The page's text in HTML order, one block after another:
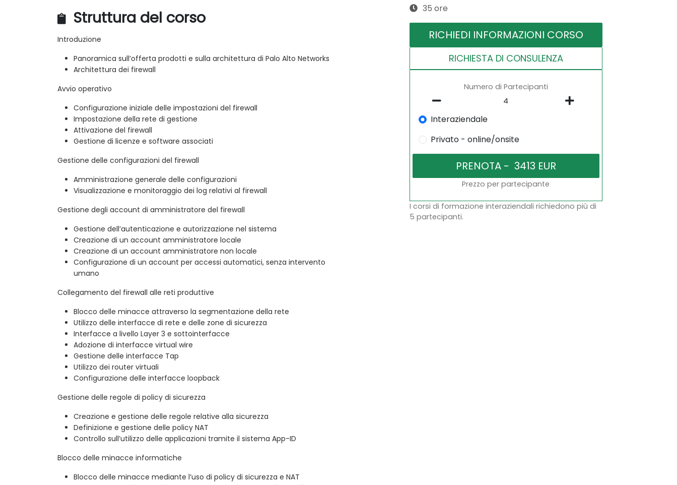
Struttura del corso
Introduzione
Panoramica sull’offerta prodotti e sulla architettura di Palo Alto Networks
Architettura dei firewall
Avvio operativo
Configurazione iniziale delle impostazioni del firewall
Impostazione della rete di gestione
Attivazione del firewall
Gestione di licenze e software associati
Gestione delle configurazioni del firewall
Amministrazione generale delle configurazioni
Visualizzazione e monitoraggio dei log relativi al firewall
Gestione degli account di amministratore del firewall
Gestione dell’autenticazione e autorizzazione nel sistema
Creazione di un account amministratore locale
Creazione di un account amministratore non locale
Configurazione di un account per accessi automatici, senza intervento
umano
Collegamento del firewall alle reti produttive
Blocco delle minacce attraverso la segmentazione della rete
Utilizzo delle interfacce di rete e delle zone di sicurezza
Interfacce a livello Layer 3 e sottointerfacce
Adozione di interfacce virtual wire
Gestione delle interfacce Tap
Utilizzo dei router virtuali
Configurazione delle interfacce loopback
Gestione delle regole di policy di sicurezza
Creazione e gestione delle regole relative alla sicurezza
Definizione e gestione delle policy NAT
Controllo sull’utilizzo delle applicazioni tramite il sistema App-ID
Blocco delle minacce informatiche
Blocco delle minacce mediante l’uso di policy di sicurezza e NAT
35 ore
RICHIEDI INFORMAZIONI CORSO
RICHIESTA DI CONSULENZA
Numero di Partecipanti
Interaziendale
Privato - online/onsite
Prezzo per partecipante
I corsi di formazione interaziendali richiedono più di
5 partecipanti.